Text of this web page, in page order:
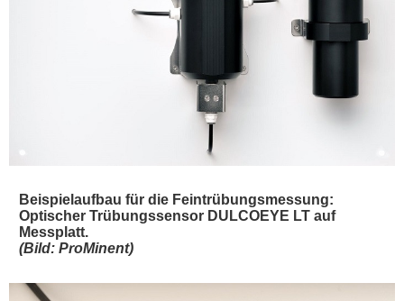
Beispielaufbau für die Feintrübungsmessung:
Optischer Trübungssensor DULCOEYE LT auf
Messplatt.
(Bild: ProMinent)